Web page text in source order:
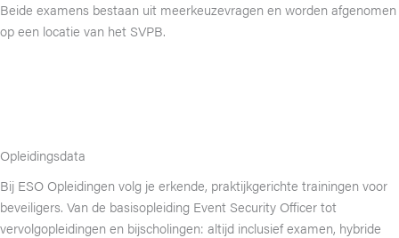
Beide examens bestaan uit meerkeuzevragen en worden afgenomen
op een locatie van het SVPB.
Opleidingsdata
Bij ESO Opleidingen volg je erkende, praktijkgerichte trainingen voor
beveiligers. Van de basisopleiding Event Security Officer tot
vervolgopleidingen en bijscholingen: altijd inclusief examen, hybride